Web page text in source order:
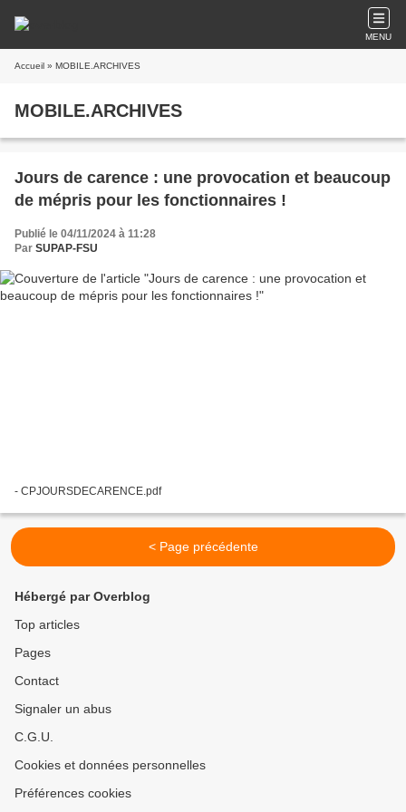
MENU
Accueil » MOBILE.ARCHIVES
MOBILE.ARCHIVES
Jours de carence : une provocation et beaucoup
de mépris pour les fonctionnaires !
Publié le 04/11/2024 à 11:28
Par SUPAP-FSU
- CPJOURSDECARENCE.pdf
< Page précédente
Hébergé par Overblog
Top articles
Pages
Contact
Signaler un abus
C.G.U.
Cookies et données personnelles
Préférences cookies